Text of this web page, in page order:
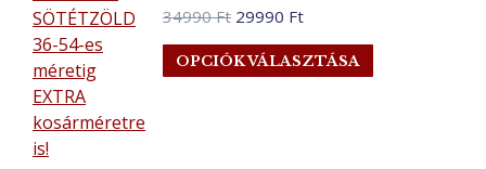
34990Ft Original
price
was:
29990 FtCurrent
price
is:
OPCIÓK VÁLASZTÁSA
a